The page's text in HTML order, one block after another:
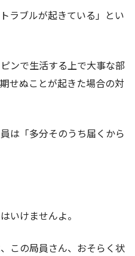
ラブルが起きている」とい
ンで生活する上で大事な部
せぬことが起きた場合の対
は「多分そのうち届くから
いけませんよ。
この局員さん、おそらく状